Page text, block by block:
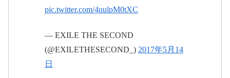
2017年5月11
pic.twitter.com/WCjuXBgRYB
pic.twitter.com/4uulpM0tXC
— EXILE THE SECOND
(@EXILETHESECOND_) 2017年5月14
日